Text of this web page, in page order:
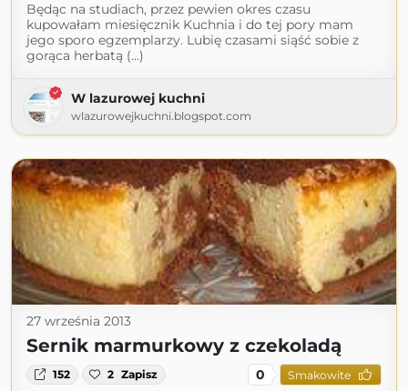
Będąc na studiach, przez pewien okres czasu
kupowałam miesięcznik Kuchnia i do tej pory mam
jego sporo egzemplarzy. Lubię czasami siąść sobie z
gorąca herbatą (...)
W lazurowej kuchni
wlazurowejkuchni.blogspot.com
27 września 2013
Sernik marmurkowy z czekoladą
152 2 Zapisz 0 Smakowite